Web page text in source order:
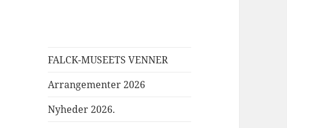
FALCK-MUSEETS VENNER
Arrangementer 2026
Nyheder 2026.